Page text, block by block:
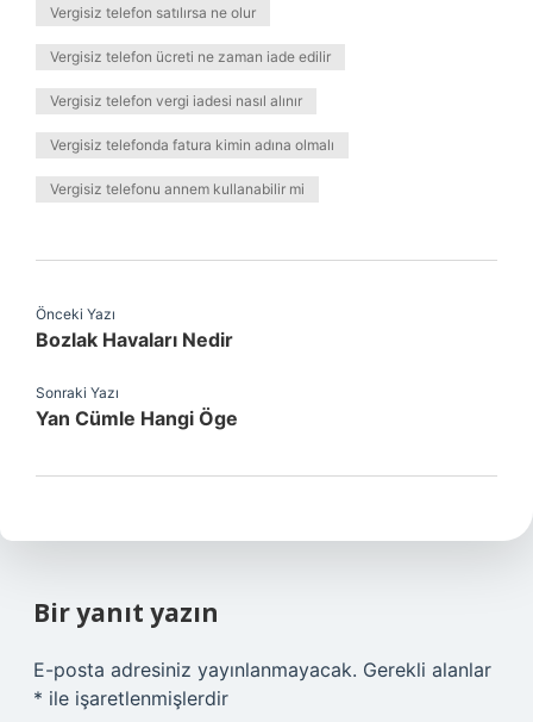
Vergisiz telefon satılırsa ne olur
Vergisiz telefon ücreti ne zaman iade edilir
Vergisiz telefon vergi iadesi nasıl alınır
Vergisiz telefonda fatura kimin adına olmalı
Vergisiz telefonu annem kullanabilir mi
Önceki Yazı
Bozlak Havaları Nedir
Sonraki Yazı
Yan Cümle Hangi Öge
Bir yanıt yazın
E-posta adresiniz yayınlanmayacak. Gerekli alanlar
* ile işaretlenmişlerdir